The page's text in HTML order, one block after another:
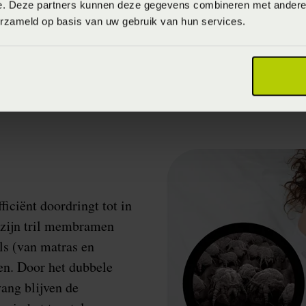
Deze partners kunnen deze gegevens combineren met
op basis van uw gebruik van hun services.
doordringt tot in
tril membramen
(van matras en
Door het dubbele
blijven de